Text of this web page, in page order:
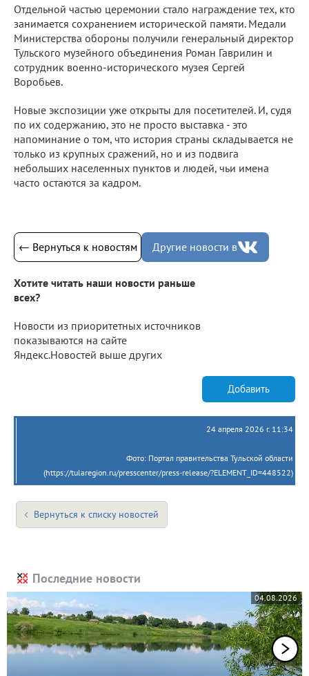
Отдельной частью церемонии стало награждение тех, кто
занимается сохранением исторической памяти. Медали
Министерства обороны получили генеральный директор
Тульского музейного объединения Роман Гаврилин и
сотрудник военно-исторического музея Сергей
Воробьев.
Новые экспозиции уже открыты для посетителей. И, судя
по их содержанию, это не просто выставка - это
напоминание о том, что история страны складывается не
только из крупных сражений, но и из подвига
небольших населенных пунктов и людей, чьи имена
часто остаются за кадром.
← Вернуться к новостям Другие новости в
Хотите читать наши новости раньше
всех?
Новости из приоритетных источников
показываются на сайте
Яндекс.Новостей выше других
Добавить
24 апреля 2026 г. 11:34
Фото: Портал правительства Тульской области
(https://tularegion.ru/presscenter/press-release/?ELEMENT_ID=448522)
Вернуться к списку новостей
Последние новости
04.08.2026